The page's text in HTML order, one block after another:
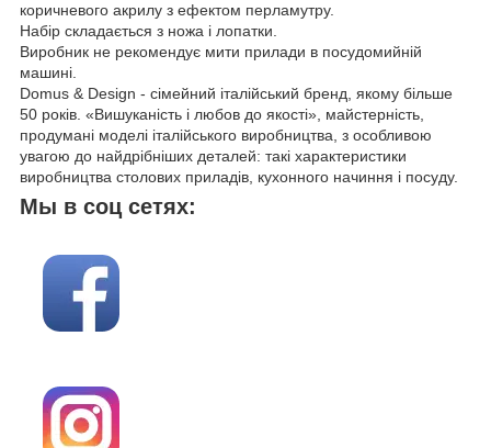
коричневого акрилу з ефектом перламутру.
Набір складається з ножа і лопатки.
Виробник не рекомендує мити прилади в посудомийній
машині.
Domus & Design - сімейний італійський бренд, якому більше
50 років. «Вишуканість і любов до якості», майстерність,
продумані моделі італійського виробництва, з особливою
увагою до найдрібніших деталей: такі характеристики
виробництва столових приладів, кухонного начиння і посуду.
Мы в соц сетях: